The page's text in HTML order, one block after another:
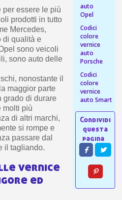
per essere le più
prodotti in tutto
Mercedes,
di qualità e
sono veicoli
sono auto delle
nonostante il
maggior parte
grado di durare
molti più
di altri marchi,
si rompe e
passare dal
il tagliando.
vernice
ed
auto
Opel
Codici
colore
vernice
auto
Porsche
Codici
colore
vernice
auto Smart